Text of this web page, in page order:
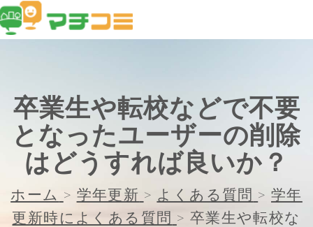
卒業生や転校などで不要
となったユーザーの削除
はどうすれば良いか？
ホーム > 学年更新 > よくある質問 > 学年
更新時によくある質問 > 卒業生や転校な